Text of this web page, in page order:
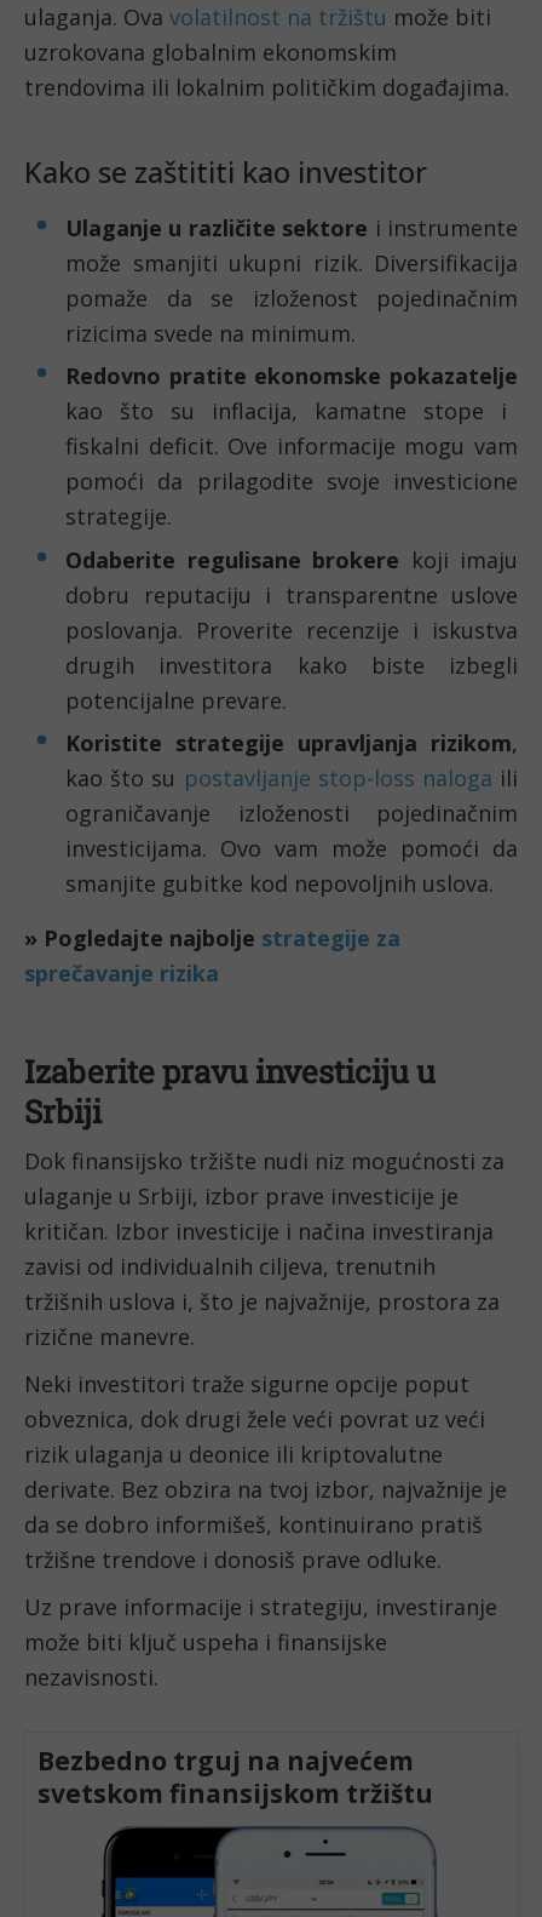
ulaganja. Ova volatilnost na tržištu može biti
uzrokovana globalnim ekonomskim
trendovima ili lokalnim političkim događajima.
Kako se zaštititi kao investitor
Ulaganje u različite sektore i instrumente
može smanjiti ukupni rizik. Diversifikacija
pomaže da se izloženost pojedinačnim
rizicima svede na minimum.
Redovno pratite ekonomske pokazatelje
kao što su inflacija, kamatne stope i
fiskalni deficit. Ove informacije mogu vam
pomoći da prilagodite svoje investicione
strategije.
Odaberite regulisane brokere koji imaju
dobru reputaciju i transparentne uslove
poslovanja. Proverite recenzije i iskustva
drugih investitora kako biste izbegli
potencijalne prevare.
Koristite strategije upravljanja rizikom,
kao što su postavljanje stop-loss naloga ili
ograničavanje izloženosti pojedinačnim
investicijama. Ovo vam može pomoći da
smanjite gubitke kod nepovoljnih uslova.
» Pogledajte najbolje strategije za
sprečavanje rizika
Izaberite pravu investiciju u
Srbiji
Dok finansijsko tržište nudi niz mogućnosti za
ulaganje u Srbiji, izbor prave investicije je
kritičan. Izbor investicije i načina investiranja
zavisi od individualnih ciljeva, trenutnih
tržišnih uslova i, što je najvažnije, prostora za
rizične manevre.
Neki investitori traže sigurne opcije poput
obveznica, dok drugi žele veći povrat uz veći
rizik ulaganja u deonice ili kriptovalutne
derivate. Bez obzira na tvoj izbor, najvažnije je
da se dobro informišeš, kontinuirano pratiš
tržišne trendove i donosiš prave odluke.
Uz prave informacije i strategiju, investiranje
može biti ključ uspeha i finansijske
nezavisnosti.